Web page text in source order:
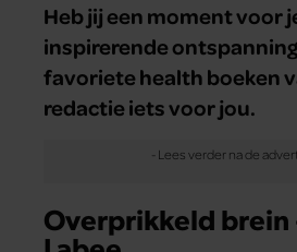
Heb jij een moment voor
inspirerende
favoriete health boeken
redactie iets voor jou.
Overprikkeld brein